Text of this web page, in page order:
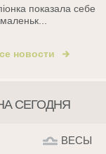
показала себе
новости
СЕГОДНЯ
ВЕСЫ